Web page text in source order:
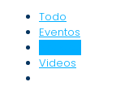
Todo
Eventos
Videos